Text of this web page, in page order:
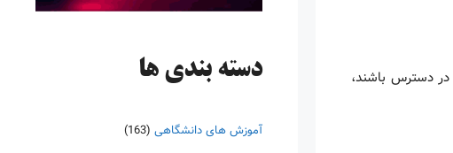
در دسترس باشند،
دسته‌ بندی ها
آموزش های دانشگاهی (163)